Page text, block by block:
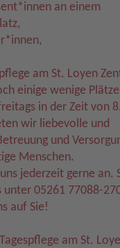
an einem
am St. Loyen
einige wenige
in der Zeit von
wir liebevolle und
und
Menschen.
jederzeit gerne an.
unter 05261 77088-
auf Sie!
am St.